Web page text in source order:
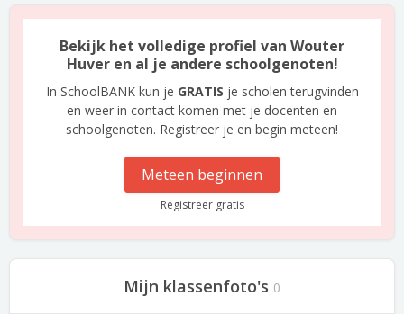
Bekijk het volledige profiel van Wouter
Huver en al je andere schoolgenoten!
In SchoolBANK kun je GRATIS je scholen terugvinden
en weer in contact komen met je docenten en
schoolgenoten. Registreer je en begin meteen!
Meteen beginnen
Registreer gratis
Mijn klassenfoto's 0